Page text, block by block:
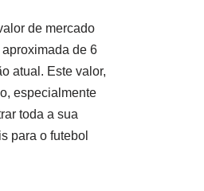
de mercado
de 6
atual. Este valor,
especialmente
toda a sua
para o futebol